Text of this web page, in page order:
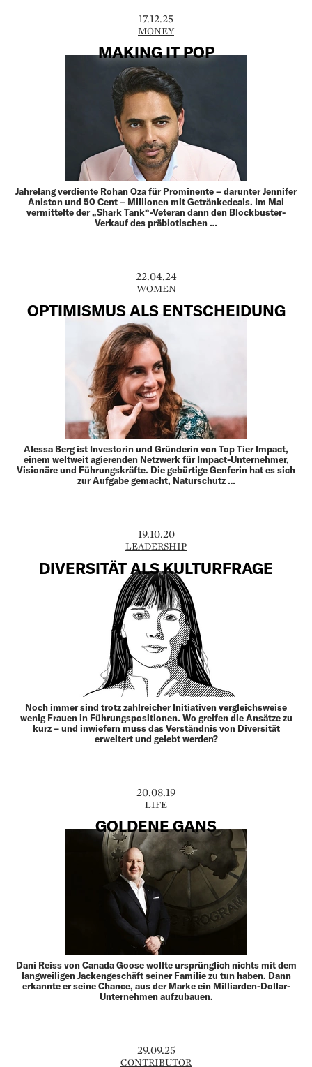
17.12.25
MONEY
MAKING IT POP
Jahrelang verdiente Rohan Oza für Prominente – darunter Jennifer
Aniston und 50 Cent – Millionen mit Getränke­deals. Im Mai
vermittelte der „Shark Tank“-Veteran dann den Blockbuster-
Verkauf des präbiotischen …
22.04.24
WOMEN
OPTIMISMUS ALS ENTSCHEIDUNG
Alessa Berg ist Investorin und Gründerin von Top Tier Impact,
einem weltweit agierenden Netzwerk für Impact-Unternehmer,
Visionäre und Führungskräfte. Die gebürtige Genferin hat es sich
zur Aufgabe gemacht, Naturschutz …
19.10.20
LEADERSHIP
DIVERSITÄT ALS KULTURFRAGE
Noch immer sind trotz zahlreicher Initiativen vergleichsweise
wenig Frauen in Führungspositionen. Wo greifen die Ansätze zu
kurz – und inwiefern muss das Verständnis von Diversität
erweitert und gelebt werden?
20.08.19
LIFE
GOLDENE GANS
Dani Reiss von Canada Goose wollte ursprünglich nichts mit dem
langweiligen Jackengeschäft seiner Familie zu tun haben. Dann
erkannte er seine Chance, aus der Marke ein Milliarden-Dollar-
Unternehmen aufzubauen.
29.09.25
CONTRIBUTOR